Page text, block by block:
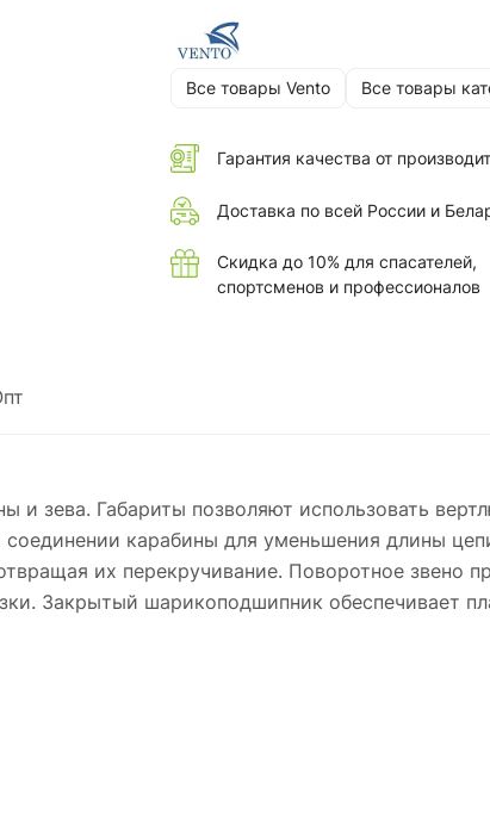
усами, анкерными линиями,
предотвращает спутывание веревок и
нагрузки. Закрытый
изделия.
Все товары Vento Все товары
Гарантия качества от
Доставка по всей России и
Скидка до 10% для спасателей,
спортсменов и профессионалов
зева. Габариты позволяют использовать
карабины для уменьшения длины
их перекручивание. Поворотное звено
Закрытый шарикоподшипник обеспечивает